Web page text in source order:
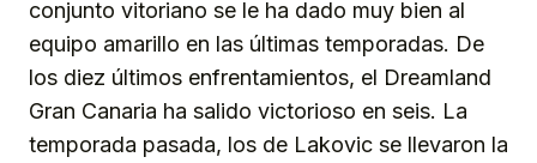
conjunto vitoriano se le ha dado muy bien al
equipo amarillo en las últimas temporadas. De
los diez últimos enfrentamientos, el Dreamland
Gran Canaria ha salido victorioso en seis. La
temporada pasada, los de Lakovic se llevaron la